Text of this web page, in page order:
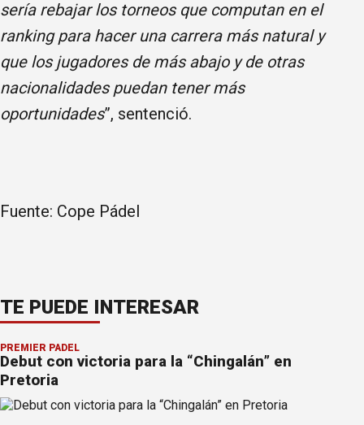
sería rebajar los torneos que computan en el
ranking para hacer una carrera más natural y
que los jugadores de más abajo y de otras
nacionalidades puedan tener más
oportunidades”, sentenció.
Fuente: Cope Pádel
TE PUEDE INTERESAR
PREMIER PÁDEL
Debut con victoria para la “Chingalán” en
Pretoria